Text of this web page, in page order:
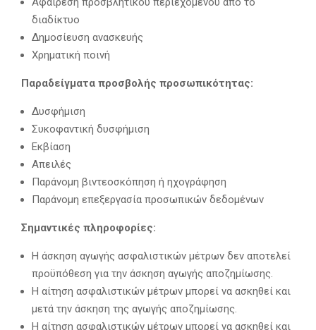
διαδίκτυο
Δημοσίευση ανασκευής
Χρηματική ποινή
Παραδείγματα προσβολής προσωπικότητας:
Δυσφήμιση
Συκοφαντική δυσφήμιση
Εκβίαση
Απειλές
Παράνομη βιντεοσκόπηση ή ηχογράφηση
Παράνομη επεξεργασία προσωπικών δεδομένων
Σημαντικές πληροφορίες:
Η άσκηση αγωγής ασφαλιστικών μέτρων δεν αποτελεί
προϋπόθεση για την άσκηση αγωγής αποζημίωσης.
Η αίτηση ασφαλιστικών μέτρων μπορεί να ασκηθεί και
μετά την άσκηση της αγωγής αποζημίωσης.
Η αίτηση ασφαλιστικών μέτρων μπορεί να ασκηθεί και